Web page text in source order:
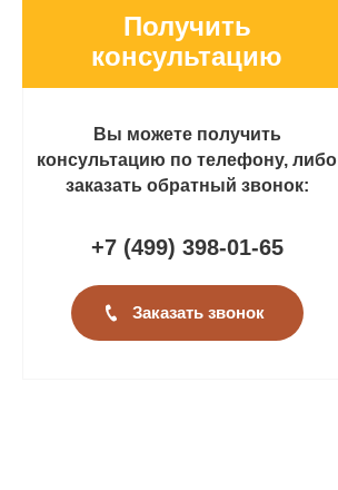
Получить
консультацию
Вы можете получить
консультацию по телефону, либо
заказать обратный звонок:
+7 (499) 398-01-65
Заказать звонок